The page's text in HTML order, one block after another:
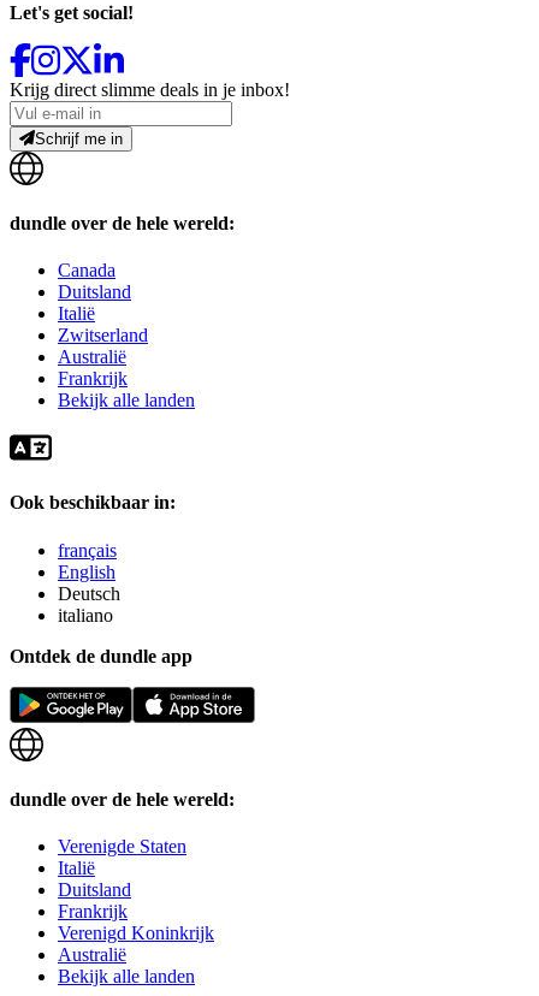
Let's get social!
Krijg direct slimme deals in je inbox!
Schrijf me in
dundle over de hele wereld:
Canada
Duitsland
Italië
Zwitserland
Australië
Frankrijk
Bekijk alle landen
Ook beschikbaar in:
français
English
Deutsch
italiano
Ontdek de dundle app
dundle over de hele wereld:
Verenigde Staten
Italië
Duitsland
Frankrijk
Verenigd Koninkrijk
Australië
Bekijk alle landen